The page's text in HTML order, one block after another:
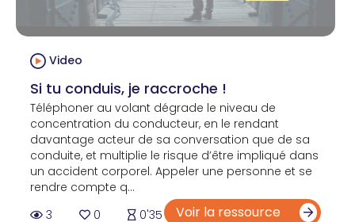
Video
Si tu conduis, je raccroche !
Téléphoner au volant dégrade le niveau de
concentration du conducteur, en le rendant
davantage acteur de sa conversation que de sa
conduite, et multiplie le risque d’être impliqué dans
un accident corporel. Appeler une personne et se
rendre compte q...
3
0 0'35 Voir la ressource